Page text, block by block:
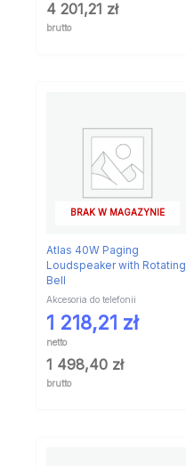
4 201,21 zł
brutto
BRAK W MAGAZYNIE
Atlas 40W Paging
Loudspeaker with Rotating
Bell
Akcesoria do telefonii
1 218,21 zł
netto
1 498,40 zł
brutto